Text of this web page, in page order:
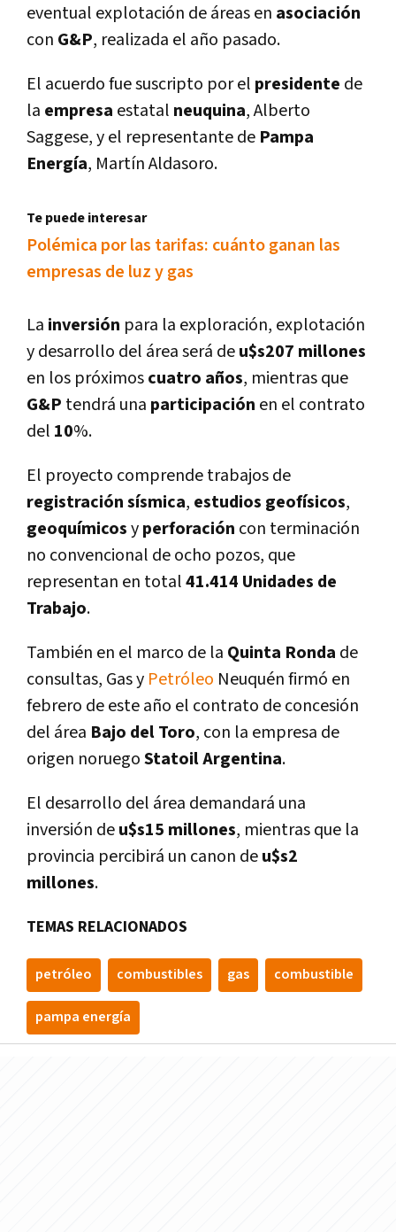
eventual explotación de áreas en asociación
con G&P, realizada el año pasado.
El acuerdo fue suscripto por el presidente de
la empresa estatal neuquina, Alberto
Saggese, y el representante de Pampa
Energí­a, Martí­n Aldasoro.
Te puede interesar
Polémica por las tarifas: cuánto ganan las
empresas de luz y gas
La inversión para la exploración, explotación
y desarrollo del área será deu$s207 millones
en los próximoscuatro años, mientras que
G&P tendrá una participación en el contrato
del 10%.
El proyecto comprende trabajos de
registración sí­smica, estudios geofí­sicos,
geoquí­micosyperforación con terminación
no convencional de ocho pozos, que
representan en total41.414 Unidades de
Trabajo.
También en el marco de la Quinta Ronda de
consultas, Gas y Petróleo Neuquén firmó en
febrero de este año el contrato de concesión
del área Bajo del Toro, con la empresa de
origen noruegoStatoil Argentina.
El desarrollo del área demandará una
inversión deu$s15 millones, mientras que la
provincia percibirá un canon deu$s2
millones.
TEMAS RELACIONADOS
petróleo combustibles gas combustible
pampa energí­a